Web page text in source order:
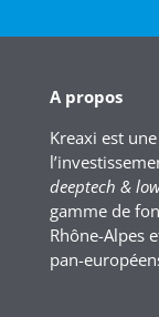
A propos
Kreaxi est
deeptech &
gamme de
Rhône-Alpes
pan-